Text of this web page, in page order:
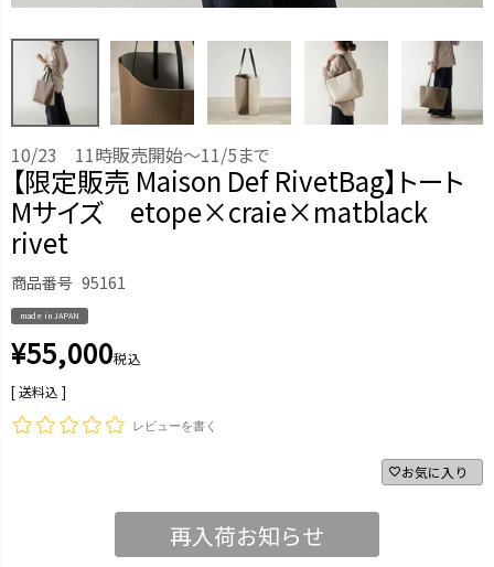
10/23 11時販売開始～11/5まで
【限定販売 Maison Def RivetBag】トート
Mサイズ etope×craie×matblack
rivet
商品番号 95161
made in JAPAN
¥55,000税込
送料込
レビューを書く
お気に入り
再入荷お知らせ